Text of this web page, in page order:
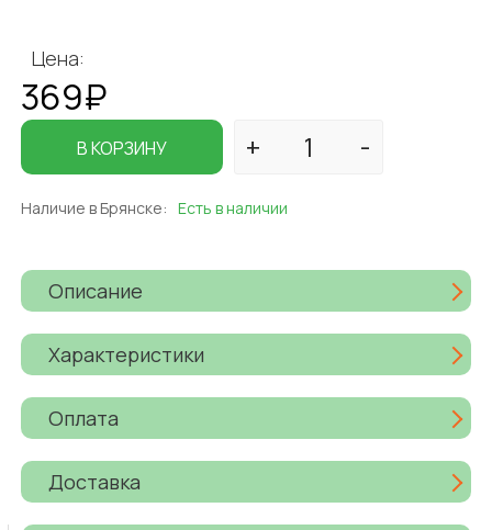
Цена:
369₽
В КОРЗИНУ
Наличие в Брянске: Есть в наличии
Описание
Характеристики
Оплата
Доставка